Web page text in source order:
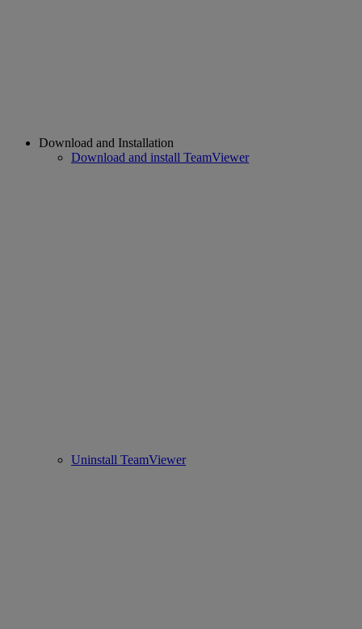
Download and Installation
Download and install TeamViewer
Uninstall TeamViewer